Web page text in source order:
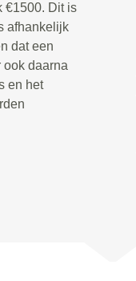
€1500. Dit is
afhankelijk
dat een
ook daarna
en het